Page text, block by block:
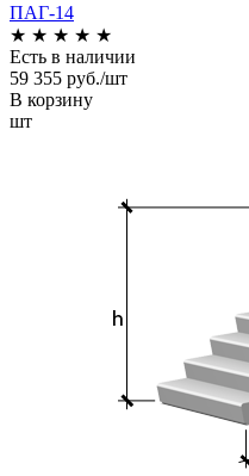
ПАГ-14
★ ★ ★ ★ ★
Есть в наличии
59 355 руб./шт
В корзину
шт